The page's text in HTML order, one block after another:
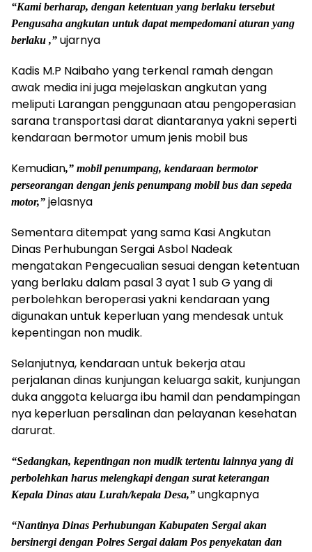
“Kami berharap, dengan ketentuan yang berlaku tersebut
Pengusaha angkutan untuk dapat mempedomani aturan yang
berlaku ,” ujarnya
Kadis M.P Naibaho yang terkenal ramah dengan
awak media ini juga mejelaskan angkutan yang
meliputi Larangan penggunaan atau pengoperasian
sarana transportasi darat diantaranya yakni seperti
kendaraan bermotor umum jenis mobil bus
Kemudian,” mobil penumpang, kendaraan bermotor
perseorangan dengan jenis penumpang mobil bus dan sepeda
motor,” jelasnya
Sementara ditempat yang sama Kasi Angkutan
Dinas Perhubungan Sergai Asbol Nadeak
mengatakan Pengecualian sesuai dengan ketentuan
yang berlaku dalam pasal 3 ayat 1 sub G yang di
perbolehkan beroperasi yakni kendaraan yang
digunakan untuk keperluan yang mendesak untuk
kepentingan non mudik.
Selanjutnya, kendaraan untuk bekerja atau
perjalanan dinas kunjungan keluarga sakit, kunjungan
duka anggota keluarga ibu hamil dan pendampingan
nya keperluan persalinan dan pelayanan kesehatan
darurat.
“Sedangkan, kepentingan non mudik tertentu lainnya yang di
perbolehkan harus melengkapi dengan surat keterangan
Kepala Dinas atau Lurah/kepala Desa,” ungkapnya
“Nantinya Dinas Perhubungan Kabupaten Sergai akan
bersinergi dengan Polres Sergai dalam Pos penyekatan dan